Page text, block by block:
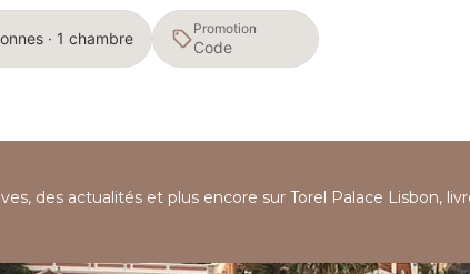
· 1 chambre Promotion
des actualités et plus encore sur Torel Palace Lisbon,